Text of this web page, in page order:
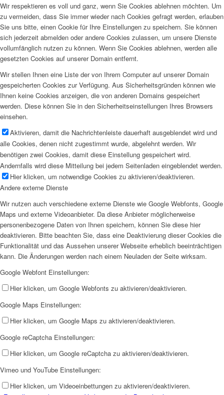
Wir respektieren es voll und ganz, wenn Sie Cookies ablehnen möchten. Um
zu vermeiden, dass Sie immer wieder nach Cookies gefragt werden, erlauben
Sie uns bitte, einen Cookie für Ihre Einstellungen zu speichern. Sie können
sich jederzeit abmelden oder andere Cookies zulassen, um unsere Dienste
vollumfänglich nutzen zu können. Wenn Sie Cookies ablehnen, werden alle
gesetzten Cookies auf unserer Domain entfernt.
Wir stellen Ihnen eine Liste der von Ihrem Computer auf unserer Domain
gespeicherten Cookies zur Verfügung. Aus Sicherheitsgründen können wie
Ihnen keine Cookies anzeigen, die von anderen Domains gespeichert
werden. Diese können Sie in den Sicherheitseinstellungen Ihres Browsers
einsehen.
Aktivieren, damit die Nachrichtenleiste dauerhaft ausgeblendet wird und
alle Cookies, denen nicht zugestimmt wurde, abgelehnt werden. Wir
benötigen zwei Cookies, damit diese Einstellung gespeichert wird.
Andernfalls wird diese Mitteilung bei jedem Seitenladen eingeblendet werden.
Hier klicken, um notwendige Cookies zu aktivieren/deaktivieren.
Andere externe Dienste
Wir nutzen auch verschiedene externe Dienste wie Google Webfonts, Google
Maps und externe Videoanbieter. Da diese Anbieter möglicherweise
personenbezogene Daten von Ihnen speichern, können Sie diese hier
deaktivieren. Bitte beachten Sie, dass eine Deaktivierung dieser Cookies die
Funktionalität und das Aussehen unserer Webseite erheblich beeinträchtigen
kann. Die Änderungen werden nach einem Neuladen der Seite wirksam.
Google Webfont Einstellungen:
Hier klicken, um Google Webfonts zu aktivieren/deaktivieren.
Google Maps Einstellungen:
Hier klicken, um Google Maps zu aktivieren/deaktivieren.
Google reCaptcha Einstellungen:
Hier klicken, um Google reCaptcha zu aktivieren/deaktivieren.
Vimeo und YouTube Einstellungen:
Hier klicken, um Videoeinbettungen zu aktivieren/deaktivieren.